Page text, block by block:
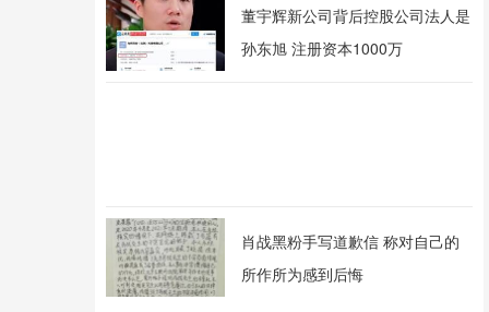
董宇辉新公司背后控股公司法人是
孙东旭 注册资本1000万
肖战黑粉手写道歉信 称对自己的
所作所为感到后悔